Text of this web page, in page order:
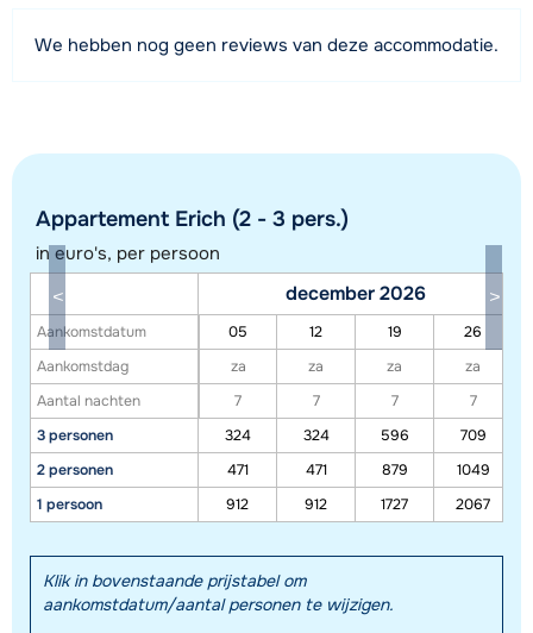
1000 meter
Afstand tot skibushalte
We hebben nog geen reviews van deze accommodatie.
Appartement Erich (2 - 3 pers.)
in euro's, per persoon
Aankomstdatum
Aankomstdag
Aantal nachten
3 personen
2 personen
1 persoon
december 2026
05 12 19
26
za
za za
za
7
7 7
7
324
324 596
709
471
471 879
1049
912
912 1727 2067
Klik in bovenstaande prijstabel om
aankomstdatum/aantal personen te wijzigen.